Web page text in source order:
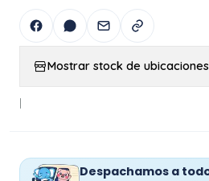
Mostrar stock de ubicaciones
|
Despachamos a